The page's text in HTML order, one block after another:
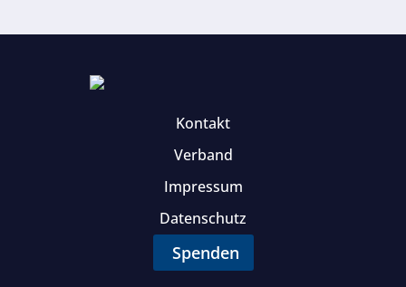
Kontakt
Verband
Impressum
Datenschutz
Spenden